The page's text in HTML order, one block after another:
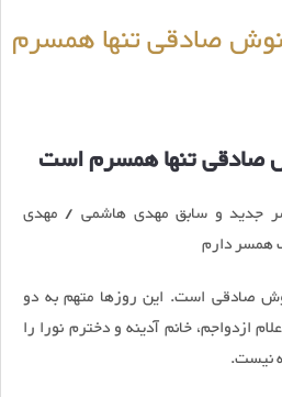
صادقی تنها همسرم
تنها همسرم است
جدید و سابق مهدی هاشمی / مهدی
صادقی است. این روزها متهم به دو
ازدواجم، خانم آدینه و دخترم نورا را
نیست.